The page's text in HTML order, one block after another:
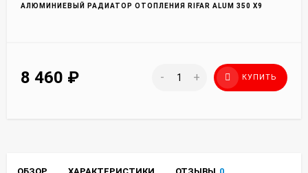
АЛЮМИНИЕВЫЙ РАДИАТОР ОТОПЛЕНИЯ RIFAR ALUM 350 X9
8 460 ₽ - + КУПИТЬ